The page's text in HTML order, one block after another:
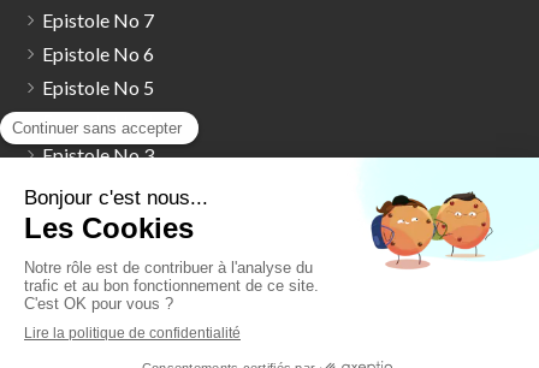
Epistole No 7
Epistole No 6
Epistole No 5
Epistole No 4
Epistole No 3
Epistole No 2
Epistole No 1
Vous cherchez un livre
Contact
Mentions légales